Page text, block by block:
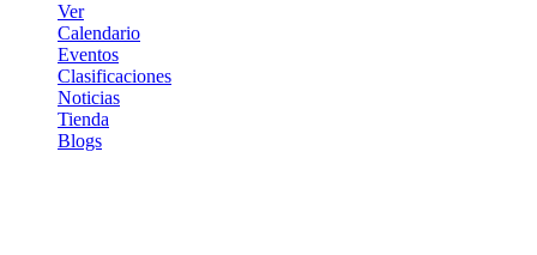
Ver
Calendario
Eventos
Clasificaciones
Noticias
Tienda
Blogs